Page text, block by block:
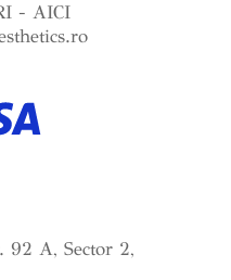
- AICI
92 A, Sector 2,